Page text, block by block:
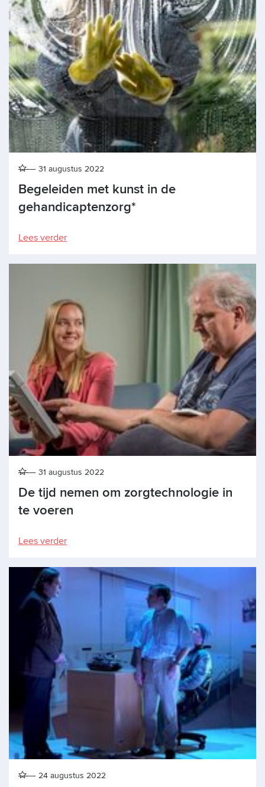
Begeleiden met kunst in de
gehandicaptenzorg*
31 augustus 2022
Lees verder
De tijd nemen om zorgtechnologie in
te voeren
31 augustus 2022
Lees verder
24 augustus 2022